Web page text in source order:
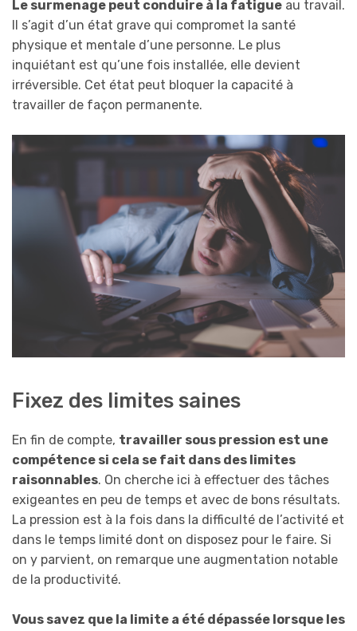
Le surmenage peut conduire à la fatigue au travail.
Il s’agit d’un état grave qui compromet la santé
physique et mentale d’une personne. Le plus
inquiétant est qu’une fois installée, elle devient
irréversible. Cet état peut bloquer la capacité à
travailler de façon permanente.
Fixez des limites saines
En fin de compte, travailler sous pression est une
compétence si cela se fait dans des limites
raisonnables. On cherche ici à effectuer des tâches
exigeantes en peu de temps et avec de bons résultats.
La pression est à la fois dans la difficulté de l’activité et
dans le temps limité dont on disposez pour le faire. Si
on y parvient, on remarque une augmentation notable
de la productivité.
Vous savez que la limite a été dépassée lorsque les